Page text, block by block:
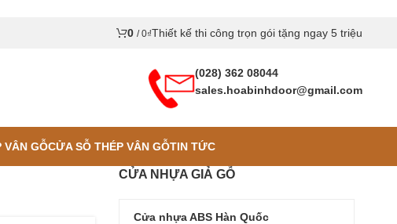
0 / 0₫Thiết kế thi công trọn gói tặng ngay 5 triệu
(028) 362 08044
sales.hoabinhdoor@gmail.com
VÂN GỖCỬA SỖ THÉP VÂN GỖTIN TỨC
CỬA NHỰA GIẢ GỖ
Cửa nhựa ABS Hàn Quốc